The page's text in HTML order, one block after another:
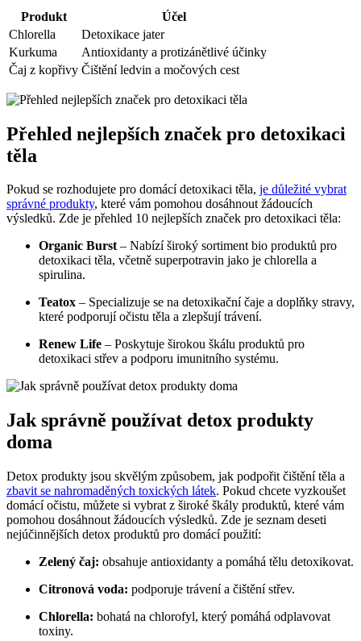
Produkt
Účel
Chlorella
Detoxikace jater
Kurkuma
Antioxidanty a protizánětlivé účinky
Čaj z kopřivy Čištění ledvin a močových cest
Přehled nejlepších značek pro detoxikaci
těla
Pokud se rozhodujete pro domácí detoxikaci těla, je důležité vybrat
správné produkty, které vám pomohou dosáhnout žádoucích
výsledků. Zde je přehled 10 nejlepších značek pro detoxikaci těla:
Organic Burst– Nabízí široký sortiment bio produktů pro
detoxikaci těla, včetně superpotravin jako je chlorella a
spirulina.
Teatox – Specializuje se na detoxikační čaje a doplňky stravy,
které podporují očistu těla a zlepšují trávení.
Renew Life – Poskytuje širokou škálu produktů pro
detoxikaci střev a podporu imunitního systému.
Jak správně používat detox produkty
doma
Detox produkty jsou skvělým způsobem, jak podpořit čištění těla a
zbavit se nahromaděných toxických látek. Pokud chcete vyzkoušet
domácí očistu, můžete si vybrat z široké škály produktů, které vám
pomohou dosáhnout žádoucích výsledků. Zde je seznam deseti
nejúčinnějších detox produktů pro domácí použití:
Zelený čaj: obsahuje antioxidanty a pomáhá tělu detoxikovat.
Citronová voda: podporuje trávení a čištění střev.
Chlorella: bohatá na chlorofyl, který pomáhá odplavovat
toxiny.